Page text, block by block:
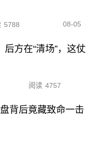
5788 08-05
后方在“清场”，这仗
阅读 4757
背后竟藏致命一击